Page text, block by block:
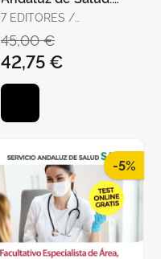
Temario Específico
7 EDITORES /
JOSÉ MANUEL /
SERRANO BARCENA,
ANA MARÍA /
GONZÁLEZ CABALLERO,
45,00 €
42,75 €
-5%